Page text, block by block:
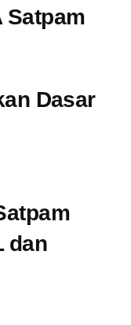
Satpam
Dasar
dan